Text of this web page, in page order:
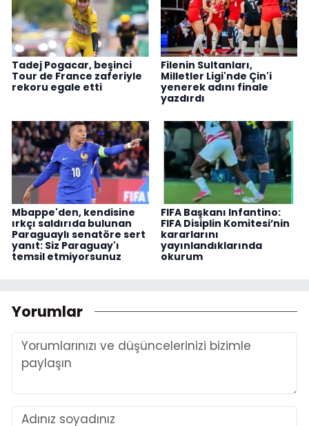
Tadej Pogacar, beşinci
Tour de France zaferiyle
rekoru egale etti
Filenin Sultanları,
Milletler Ligi'nde Çin'i
yenerek adını finale
yazdırdı
Mbappe'den, kendisine
ırkçı saldırıda bulunan
Paraguaylı senatöre sert
yanıt: Siz Paraguay'ı
temsil etmiyorsunuz
FIFA Başkanı Infantino:
FIFA Disiplin Komitesi’nin
kararlarını
yayınlandıklarında
okurum
Yorumlar